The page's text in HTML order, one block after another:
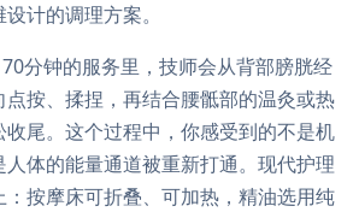
计的调理方案。
分钟的服务里，技师会从背部膀胱经
按、揉捏，再结合腰骶部的温灸或热
尾。这个过程中，你感受到的不是机
体的能量通道被重新打通。现代护理
按摩床可折叠、可加热，精油选用纯